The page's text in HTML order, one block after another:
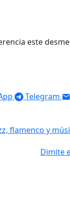
este
Telegram
flamenco y
Dimite